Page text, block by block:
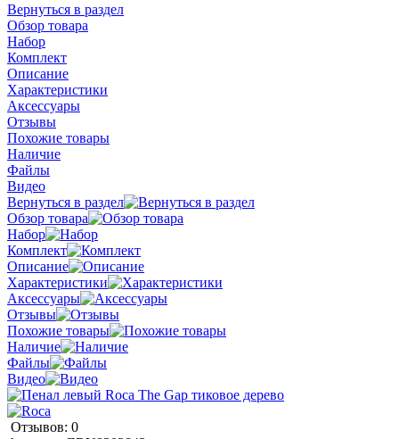
Вернуться в раздел
Обзор товара
Набор
Комплект
Описание
Характеристики
Аксессуары
Отзывы
Похожие товары
Наличие
Файлы
Видео
Вернуться в раздел
Обзор товара
Набор
Комплект
Описание
Характеристики
Аксессуары
Отзывы
Похожие товары
Наличие
Файлы
Видео
Отзывов: 0